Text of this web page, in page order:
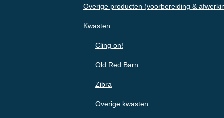
Overige producten (voorbereiding &
Kwasten
Cling on!
Old Red Barn
Zibra
Overige kwasten